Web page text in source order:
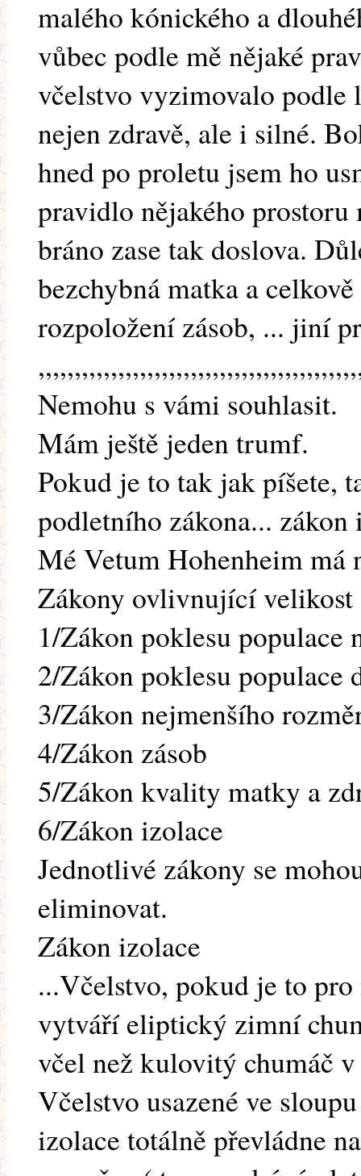
malého kónického a
vůbec podle mě nějaké
včelstvo vyzimovalo
nejen zdravě, ale i silné.
hned po proletu jsem ho
pravidlo nějakého
bráno zase tak doslova.
bezchybná matka a
rozpoložení zásob, ... jiní
Nemohu s vámi souhlasit.
Mám ještě jeden trumf.
Pokud je to tak jak píšete,
podletního zákona... zákon
Mé Vetum Hohenheim má
Zákony ovlivnující velikost
1/Zákon poklesu populace
2/Zákon poklesu populace
3/Zákon nejmenšího
4/Zákon zásob
5/Zákon kvality matky a
6/Zákon izolace
Jednotlivé zákony se
eliminovat.
Zákon izolace
...Včelstvo, pokud je to
vytváří eliptický zimní
včel než kulovitý chumáč
Včelstvo usazené ve
izolace totálně převládne